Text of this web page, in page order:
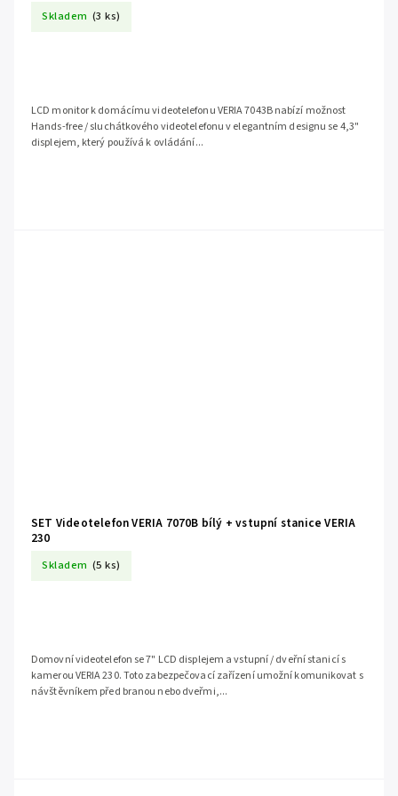
Skladem (3 ks)
LCD monitor k domácímu videotelefonu VERIA 7043B nabízí možnost
Hands-free / sluchátkového videotelefonu v elegantním designu se 4,3"
displejem, který používá k ovládání...
SET Videotelefon VERIA 7070B bílý + vstupní stanice VERIA
230
Skladem (5 ks)
Domovní videotelefon se 7" LCD displejem a vstupní / dveřní stanicí s
kamerou VERIA 230. Toto zabezpečovací zařízení umožní komunikovat s
návštěvníkem před branou nebo dveřmi,...